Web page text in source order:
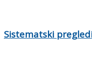
Sistematski